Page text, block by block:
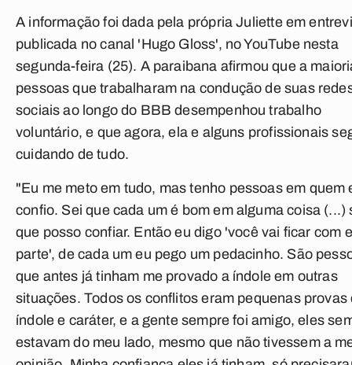
A informação foi dada pela própria Juliette em
publicada no canal 'Hugo Gloss', no YouTube nesta
segunda-feira (25). A paraibana afirmou que a
pessoas que trabalharam na condução de suas
sociais ao longo do BBB desempenhou trabalho
voluntário, e que agora, ela e alguns profissionais
cuidando de tudo.
"Eu me meto em tudo, mas tenho pessoas em quem
confio. Sei que cada um é bom em alguma coisa (...)
que posso confiar. Então eu digo 'você vai ficar com
parte', de cada um eu pego um pedacinho. São
que antes já tinham me provado a índole em outras
situações. Todos os conflitos eram pequenas provas
índole e caráter, e a gente sempre foi amigo, eles
estavam do meu lado, mesmo que não tivessem a